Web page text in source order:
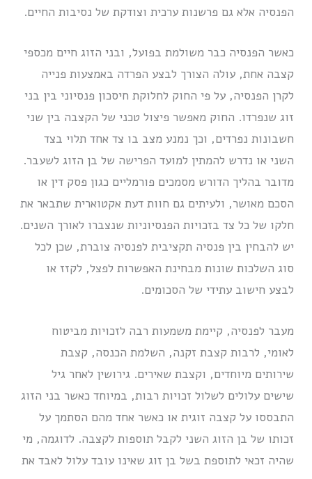
הפנסיה אלא גם פרשנות ערכית וצודקת של נסיבות החיים.
כאשר הפנסיה כבר משולמת בפועל, ובני הזוג חיים מכספי
קצבה אחת, עולה הצורך לבצע הפרדה באמצעות פנייה
לקרן הפנסיה, על פי החוק לחלוקת חיסכון פנסיוני בין בני
זוג שנפרדו. החוק מאפשר פיצול טכני של הקצבה בין שני
חשבונות נפרדים, וכך נמנע מצב בו צד אחד תלוי בצד
השני או נדרש להמתין למועד הפרישה של בן הזוג לשעבר.
מדובר בהליך הדורש מסמכים פורמליים כגון פסק דין או
הסכם מאושר, ולעיתים גם חוות דעת אקטוארית שתבאר את
חלקו של כל צד בזכויות הפנסיוניות שנצברו לאורך השנים.
יש להבחין בין פנסיה תקציבית לפנסיה צוברת, שכן לכל
סוג השלכות שונות מבחינת האפשרות לפצל, לקזז או
לבצע חישוב עתידי של הסכומים.
מעבר לפנסיה, קיימת משמעות רבה לזכויות מביטוח
לאומי, לרבות קצבת זקנה, השלמת הכנסה, קצבת
שירותים מיוחדים, וקצבת שאירים. גירושין לאחר גיל
שישים עלולים לשלול זכויות רבות, במיוחד כאשר בני הזוג
התבססו על קצבה זוגית או כאשר אחד מהם הסתמך על
זכותו של בן הזוג השני לקבל תוספות לקצבה. לדוגמה, מי
שהיה זכאי לתוספת בשל בן זוג שאינו עובד עלול לאבד את